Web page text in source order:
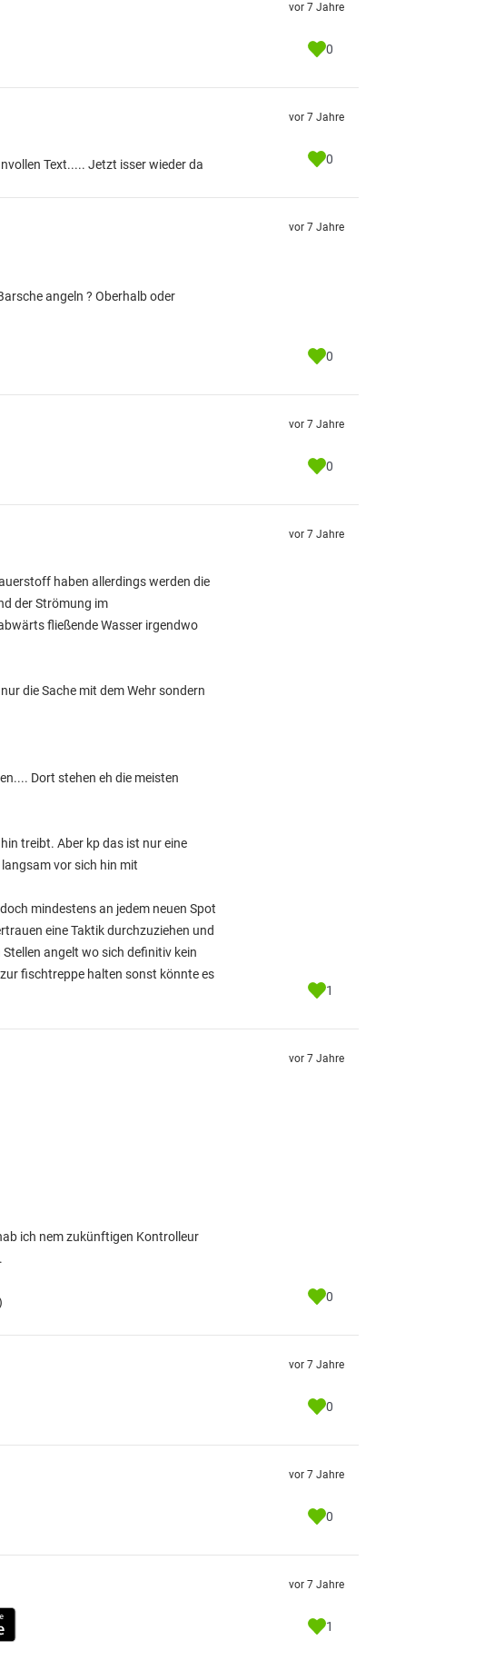
vor 7 Jahre
0
Text..... Jetzt isser wieder da
vor 7 Jahre
0
angeln ? Oberhalb oder
vor 7 Jahre
0
vor 7 Jahre
0
haben allerdings werden die
der Strömung im
fließende Wasser irgendwo
die Sache mit dem Wehr sondern
Dort stehen eh die meisten
treibt. Aber kp das ist nur eine
vor sich hin mit
mindestens an jedem neuen Spot
eine Taktik durchzuziehen und
angelt wo sich definitiv kein
fischtreppe halten sonst könnte es
vor 7 Jahre
1
ich nem zukünftigen Kontrolleur
vor 7 Jahre
0
vor 7 Jahre
0
vor 7 Jahre
0
vor 7 Jahre
1